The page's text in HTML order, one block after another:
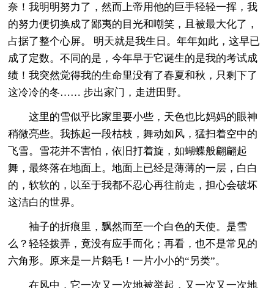
奈！我明明努力了，然而上帝用他的巨手轻轻一挥，我
的努力便切换成了鄙夷的目光和嘲笑，且被最大化了，
占据了整个心屏。 明天就是我生日。年年如此，这早已
成了定数。不同的是，今年早于它诞生的是我的考试成
绩！我突然觉得我的生命里没有了春夏和秋，只剩下了
这冷冷的冬…… 步出家门，走进田野。
这里的雪似乎比家里要小些，天色也比妈妈的眼神
稍微亮些。我拣起一段枯枝，舞动如风，猛扫着空中的
飞雪。雪花并不害怕，依旧打着旋，如蝴蝶般翩翩起
舞，最终落在地面上。地面上已经是薄薄的一层，白白
的，软软的，以至于我都不忍心再往前走，担心会破坏
这洁白的世界。
袖子的折痕里，飘然而至一个白色的天使。是雪
么？轻轻拨弄，竟没有应手而化；再看，也不是常见的
六角形。原来是一片鹅毛！一片小小的“另类”。
在风中，它一次又一次地被举起，又一次又一次地